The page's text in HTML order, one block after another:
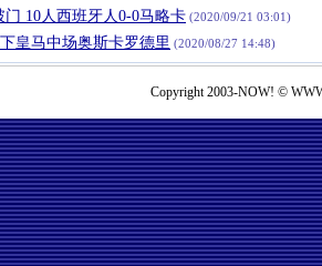
10人西班牙人0-0马略卡 (2020/09/21 03:01)
皇马中场奥斯卡罗德里 (2020/08/27 14:48)
Copyright 2003-NOW! ©